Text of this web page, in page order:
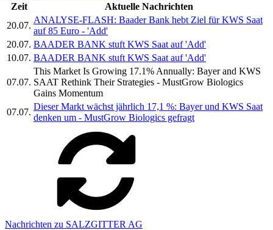
Zeit
Aktuelle Nachrichten
20.07.
ANALYSE-FLASH: Baader Bank hebt Ziel für KWS Saat
auf 85 Euro - 'Add'
20.07. BAADER BANK stuft KWS Saat auf 'Add'
10.07. BAADER BANK stuft KWS Saat auf 'Add'
07.07.
This Market Is Growing 17.1% Annually: Bayer and KWS
SAAT Rethink Their Strategies - MustGrow Biologics
Gains Momentum
07.07.
Dieser Markt wächst jährlich 17,1 %: Bayer und KWS Saat
denken um - MustGrow Biologics gefragt
Nachrichten zu SALZGITTER AG